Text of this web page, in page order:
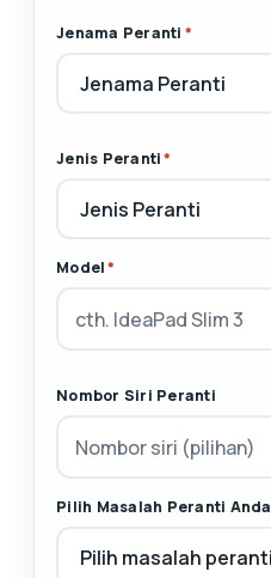
Jenama Peranti *
Jenis Peranti*
Model*
Nombor Siri Peranti
Pilih Masalah Peranti Anda